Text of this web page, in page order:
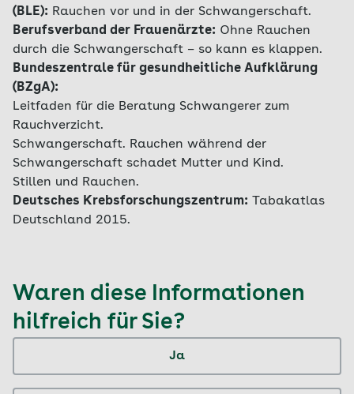
(BLE): Rauchen vor und in der Schwangerschaft.
Berufsverband der Frauenärzte: Ohne Rauchen
durch die Schwangerschaft – so kann es klappen.
Bundeszentrale für gesundheitliche Aufklärung
(BZgA):
Leitfaden für die Beratung Schwangerer zum
Rauchverzicht.
Schwangerschaft. Rauchen während der
Schwangerschaft schadet Mutter und Kind.
Stillen und Rauchen.
Deutsches Krebsforschungszentrum: Tabakatlas
Deutschland 2015.
Waren diese Informationen
hilfreich für Sie?
Ja